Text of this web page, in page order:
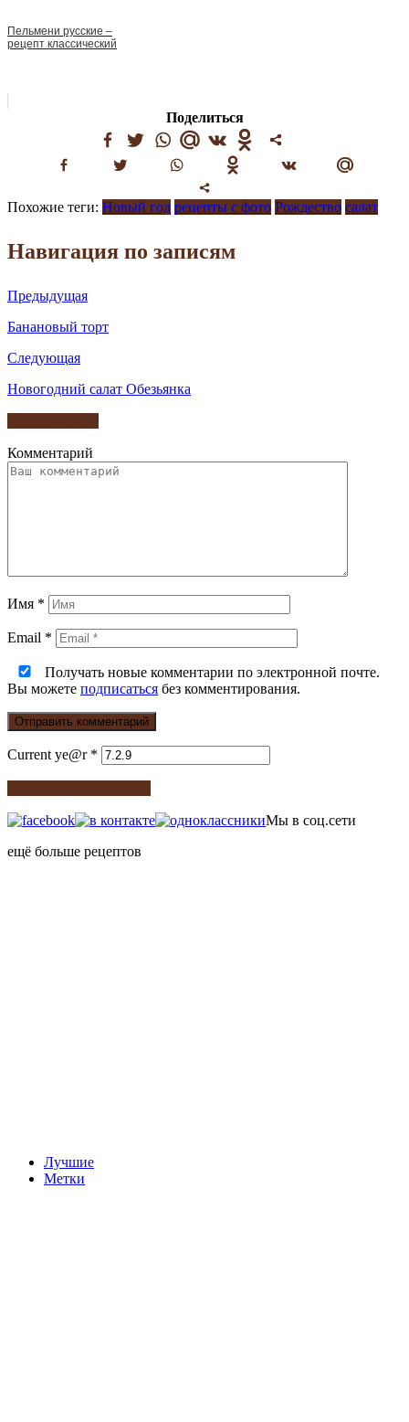
Пельмени русские –
рецепт классический
Поделиться
Похожие теги: Новый год рецепты с фото Рождество салат
Навигация по записям
Предыдущая
Банановый торт
Следующая
Новогодний салат Обезьянка
Комментарий
Имя *
Email *
Получать новые комментарии по электронной почте.
Вы можете подписаться без комментирования.
Current ye@r *
Мы в соц.сети
ещё больше рецептов
Лучшие
Метки